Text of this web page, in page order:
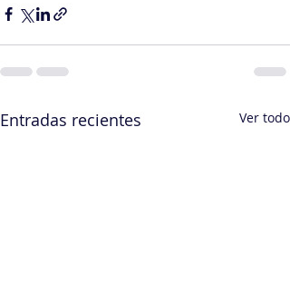
Entradas recientes Ver todo